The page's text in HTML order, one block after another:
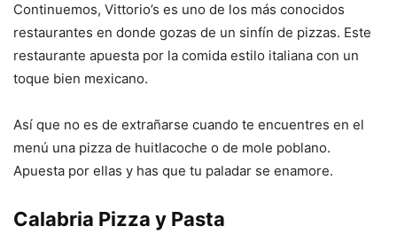
Continuemos, Vittorio’s es uno de los más conocidos
restaurantes en donde gozas de un sinfín de pizzas. Este
restaurante apuesta por la comida estilo italiana con un
toque bien mexicano.
Así que no es de extrañarse cuando te encuentres en el
menú una pizza de huitlacoche o de mole poblano.
Apuesta por ellas y has que tu paladar se enamore.
Calabria Pizza y Pasta